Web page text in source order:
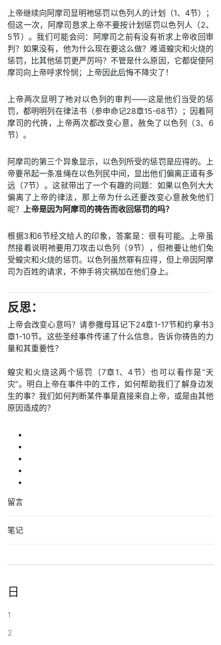
上帝继续向阿摩司显明祂惩罚以色列人的计划（1、4节）；
但这一次，阿摩司恳求上帝不要按计划惩罚以色列人（2、
5节）。我们可能会问：阿摩司之前有没有祈求上帝收回审
判？如果没有，他为什么现在要这么做？难道蝗灾和火烧的
惩罚，比其他惩罚更严厉吗？不管是什么原因，它都促使阿
摩司向上帝呼求怜悯；上帝因此后悔不降灾了！
上帝两次显明了祂对以色列的审判——这是他们当受的惩
罚，都明明列在律法书（参申命记28章15-68节）；因着阿
摩司的代祷，上帝两次都改变心意，赦免了以色列（3、6
节）。
阿摩司的第三个异象显示，以色列所受的惩罚是应得的。上
帝要吊起一条准绳在以色列民中间，显出他们偏离正道有多
远（7节）。这就带出了一个有趣的问题：如果以色列大大
偏离了上帝的律法，那上帝为什么还要改变心意赦免他们
呢？ 上帝是因为阿摩司的祷告而收回惩罚的吗？
根据3和6节经文给人的印象，答案是：很有可能。上帝虽
然接着说明祂要用刀攻击以色列（9节），但祂要让他们免
受蝗灾和火烧的惩罚。以色列虽然罪有应得，但上帝因阿摩
司为百姓的请求，不伸手将灾祸加在他们身上。
反思：
上帝会改变心意吗？请参撒母耳记下24章1-17节和约拿书3
章1-10节。这些圣经事件传递了什么信息，告诉你祷告的力
量和其重要性？
蝗灾和火烧这两个惩罚（7章1、4节）也可以看作是“天
灾”。明白上帝在事件中的工作，如何帮助我们了解身边发
生的事？我们如何判断某件事是直接来自上帝，或是由其他
原因造成的？
留言
笔记
日
1
2